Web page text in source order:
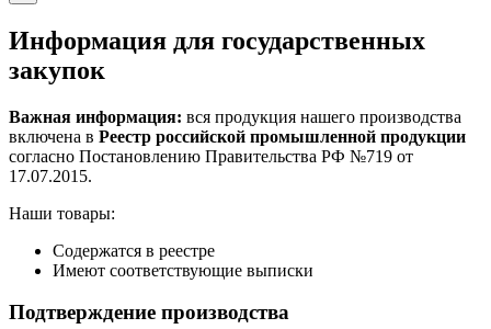
Информация для государственных
закупок
Важная информация: вся продукция нашего производства
включена в Реестр российской промышленной продукции
согласно Постановлению Правительства РФ №719 от
17.07.2015.
Наши товары:
Содержатся в реестре
Имеют соответствующие выписки
Подтверждение производства